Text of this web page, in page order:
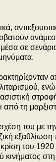
σε
τη
του με την
του 1920
κινήματος